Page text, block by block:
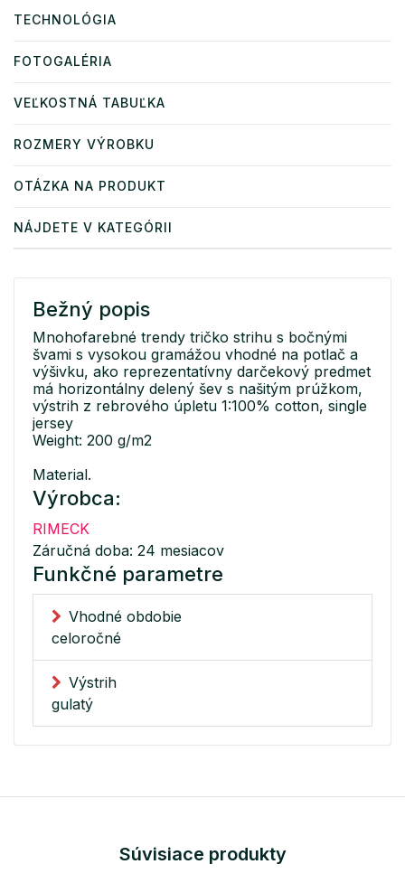
TECHNOLÓGIA
FOTOGALÉRIA
VEĽKOSTNÁ TABUĽKA
ROZMERY VÝROBKU
OTÁZKA NA PRODUKT
NÁJDETE V KATEGÓRII
Bežný popis
Mnohofarebné trendy tričko strihu s bočnými
švami s vysokou gramážou vhodné na potlač a
výšivku, ako reprezentatívny darčekový predmet
má horizontálny delený šev s našitým prúžkom,
výstrih z rebrového úpletu 1:100% cotton, single
jersey
Weight: 200 g/m2
Material.
Výrobca:
RIMECK
Záručná doba: 24 mesiacov
Funkčné parametre
Vhodné obdobie
celoročné
Výstrih
gulatý
Súvisiace produkty